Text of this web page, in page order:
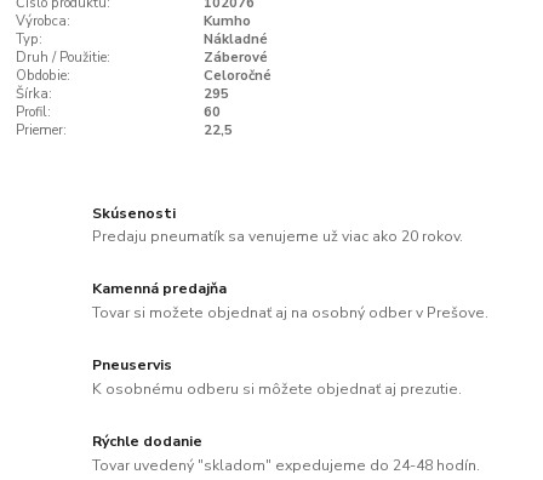
Výrobca:
Kumho
Typ:
Nákladné
Druh / Použitie:
Záberové
Obdobie:
Celoročné
Šírka:
295
Profil:
60
Priemer:
22,5
Skúsenosti
Predaju pneumatík sa venujeme už viac ako 20 rokov.
Kamenná predajňa
Tovar si možete objednať aj na osobný odber v Prešove.
Pneuservis
K osobnému odberu si môžete objednať aj prezutie.
Rýchle dodanie
Tovar uvedený "skladom" expedujeme do 24-48 hodín.